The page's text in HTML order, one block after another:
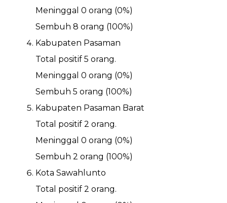
Meninggal 0 orang (0%)
Sembuh 8 orang (100%)
Kabupaten Pasaman
Total positif 5 orang.
Meninggal 0 orang (0%)
Sembuh 5 orang (100%)
Kabupaten Pasaman Barat
Total positif 2 orang.
Meninggal 0 orang (0%)
Sembuh 2 orang (100%)
Kota Sawahlunto
Total positif 2 orang.